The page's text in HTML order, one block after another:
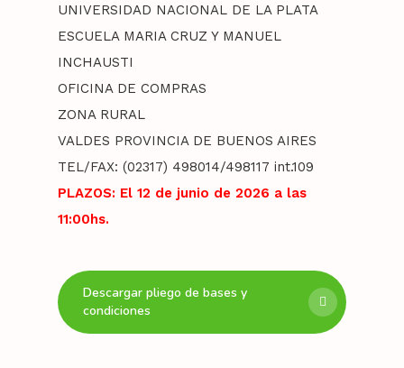
UNIVERSIDAD NACIONAL DE LA PLATA
ESCUELA MARIA CRUZ Y MANUEL
INCHAUSTI
OFICINA DE COMPRAS
ZONA RURAL
VALDES PROVINCIA DE BUENOS AIRES
TEL/FAX: (02317) 498014/498117 int.109
PLAZOS: El 12 de junio de 2026 a las
11:00hs.
Descargar pliego de bases y
condiciones